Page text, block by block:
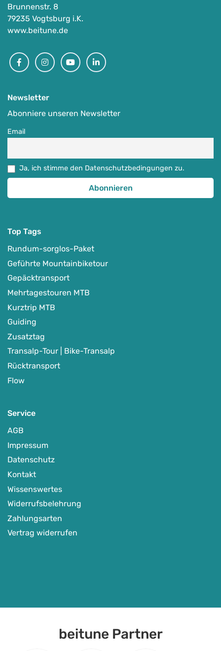
Brunnenstr. 8
79235 Vogtsburg i.K.
www.beitune.de
FacebookInstagramYoutubeLinkedin
Newsletter
Abonniere unseren Newsletter
Email
Ja, ich stimme den Datenschutzbedingungen zu.
Top Tags
Rundum-sorglos-Paket
Geführte Mountainbiketour
Gepäcktransport
Mehrtagestouren MTB
Kurztrip MTB
Guiding
Zusatztag
Transalp-Tour | Bike-Transalp
Rücktransport
Flow
Service
AGB
Impressum
Datenschutz
Kontakt
Wissenswertes
Widerrufsbelehrung
Zahlungsarten
Vertrag widerrufen
beitune Partner